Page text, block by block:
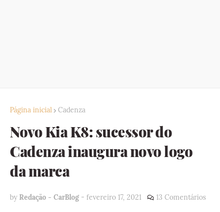
Página inicial Cadenza
Novo Kia K8: sucessor do
Cadenza inaugura novo logo
da marca
by Redação - CarBlog - fevereiro 17, 2021 13 Comentários